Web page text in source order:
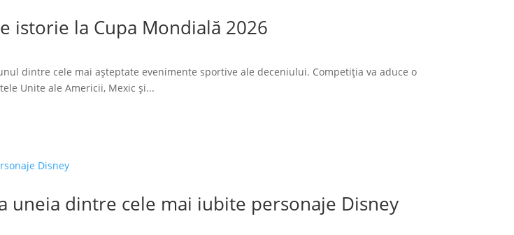
istorie la Cupa Mondială 2026
dintre cele mai așteptate evenimente sportive ale deceniului. Competiția va aduce o
Unite ale Americii, Mexic și...
uneia dintre cele mai iubite personaje Disney